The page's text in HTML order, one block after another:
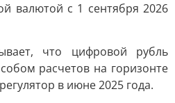
валютой с 1 сентября 2026
что цифровой рубль
расчетов на горизонте
в июне 2025 года.